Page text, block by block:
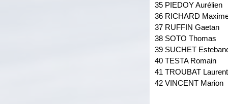
35 PIEDOY Aurélien
36 RICHARD
37 RUFFIN Gaetan
38 SOTO Thomas
39 SUCHET
40 TESTA Romain
41 TROUBAT Laurent
42 VINCENT Marion